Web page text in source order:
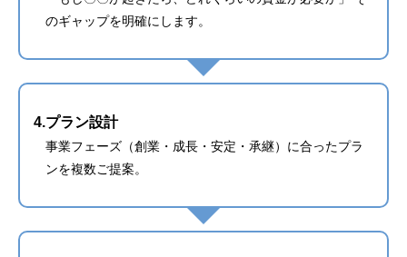
のギャップを明確にします。
4.プラン設計
事業フェーズ（創業・成長・安定・承継）に合ったプラ
ンを複数ご提案。